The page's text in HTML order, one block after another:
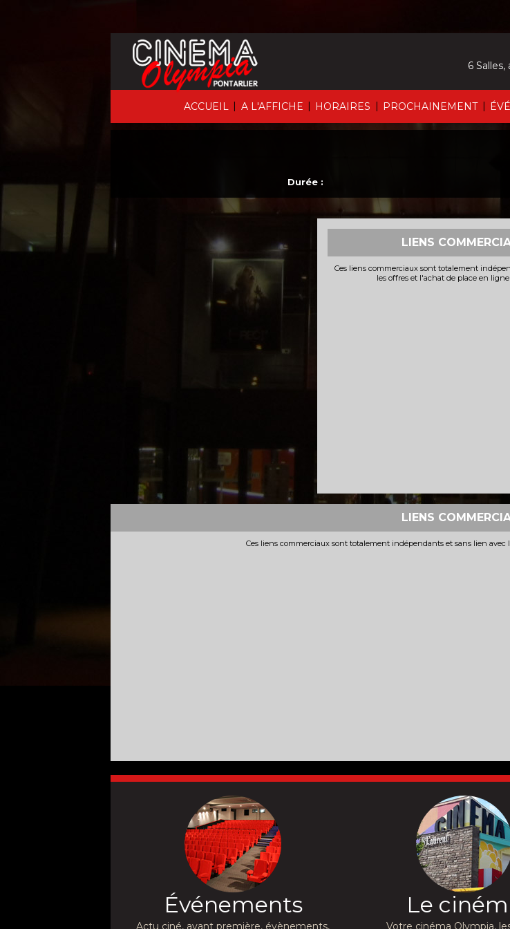
ACCUEIL | A L'AFFICHE | HORAIRES | PROCHAINEMENT |
6
Durée :
LIENS
Ces liens commerciaux sont totalement
les offres et l'achat de place en
LIENS
Ces liens commerciaux sont totalement indépendants et sans lien
Événements
Actu ciné, avant première, évènements,
Le
Votre cinéma Olympia,